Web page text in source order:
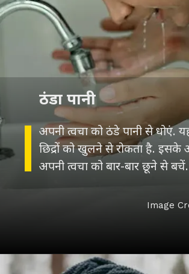
अपनी त्वचा को ठंडे पानी से धोएं.
छिद्रों को खुलने से रोकता है. इसके
अपनी त्वचा को बार-बार छूने से बचें.
ठंडा पानी
Image